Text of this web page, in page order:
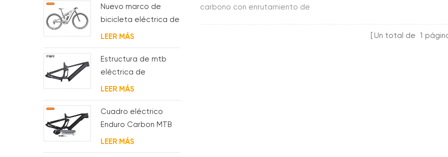
completamente interno
carbono con enrutamiento de
Un total de 1
completa para MTB y
fat bike
Nuevo marco de
bicicleta eléctrica de
suspensión completa
BAFANG G510 de
molde
LEER MÁS
Estructura de mtb
eléctrica de
suspensión con
enrutamiento de
cables
completamente
interno
LEER MÁS
Cuadro eléctrico
Enduro Carbon MTB
con suspensión
completa
LEER MÁS